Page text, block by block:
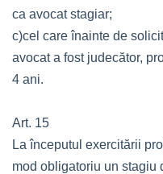
ca avocat stagiar;
c)cel care înainte de
avocat a fost judecător,
4 ani.
Art. 15
La începutul exercitării
mod obligatoriu un stagiu